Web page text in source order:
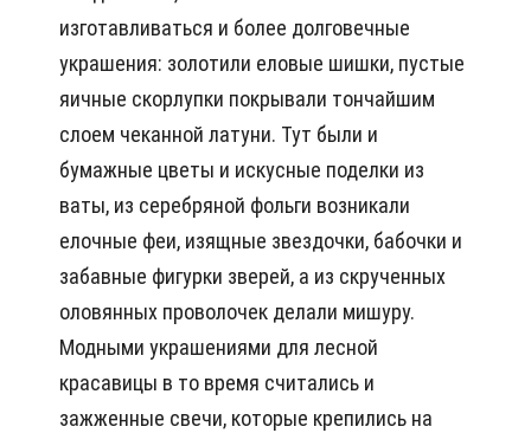
изготавливаться и более долговечные
украшения: золотили еловые шишки, пустые
яичные скорлупки покрывали тончайшим
слоем чеканной латуни. Тут были и
бумажные цветы и искусные поделки из
ваты, из серебряной фольги возникали
елочные феи, изящные звездочки, бабочки и
забавные фигурки зверей, а из скрученных
оловянных проволочек делали мишуру.
Модными украшениями для лесной
красавицы в то время считались и
зажженные свечи, которые крепились на